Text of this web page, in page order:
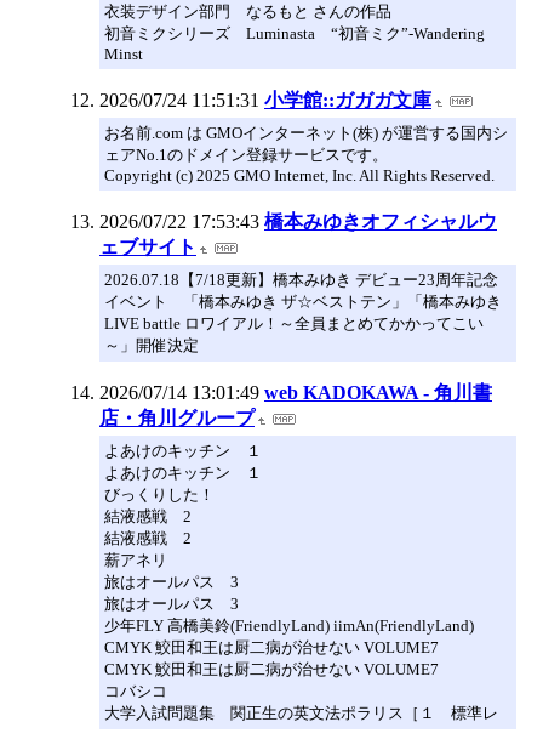
衣装デザイン部門 なるもと さんの作品
初音ミクシリーズ Luminasta “初音ミク”‐Wandering
Minst
2026/07/24 11:51:31 小学館::ガガガ文庫
お名前.com は GMOインターネット(株) が運営する国内シ
ェアNo.1のドメイン登録サービスです。
Copyright (c) 2025 GMO Internet, Inc. All Rights Reserved.
2026/07/22 17:53:43 橋本みゆきオフィシャルウ
ェブサイト
2026.07.18【7/18更新】橋本みゆき デビュー23周年記念
イベント 「橋本みゆき ザ☆ベストテン」「橋本みゆき
LIVE battle ロワイアル！～全員まとめてかかってこい
～」開催決定
2026/07/14 13:01:49 web KADOKAWA - 角川書
店・角川グループ
よあけのキッチン １
よあけのキッチン １
びっくりした！
結液感戦 2
結液感戦 2
薪アネリ
旅はオールパス 3
旅はオールパス 3
少年FLY 高橋美鈴(FriendlyLand) iimAn(FriendlyLand)
CMYK 鮫田和王は厨二病が治せない VOLUME7
CMYK 鮫田和王は厨二病が治せない VOLUME7
コバシコ
大学入試問題集 関正生の英文法ポラリス［１ 標準レ